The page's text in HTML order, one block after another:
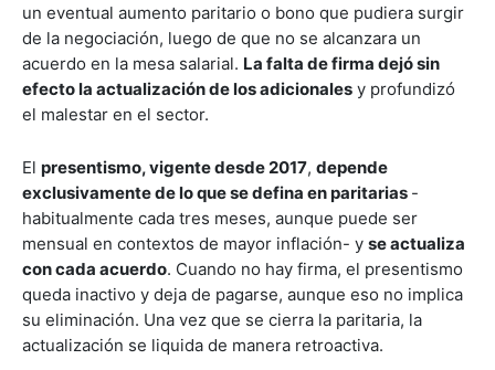
un eventual aumento paritario o bono que pudiera surgir
de la negociación, luego de que no se alcanzara un
acuerdo en la mesa salarial. La falta de firma dejó sin
efecto la actualización de los adicionales y profundizó
el malestar en el sector.
El presentismo, vigente desde 2017, depende
exclusivamente de lo que se defina en paritarias -
habitualmente cada tres meses, aunque puede ser
mensual en contextos de mayor inflación- y se actualiza
con cada acuerdo. Cuando no hay firma, el presentismo
queda inactivo y deja de pagarse, aunque eso no implica
su eliminación. Una vez que se cierra la paritaria, la
actualización se liquida de manera retroactiva.